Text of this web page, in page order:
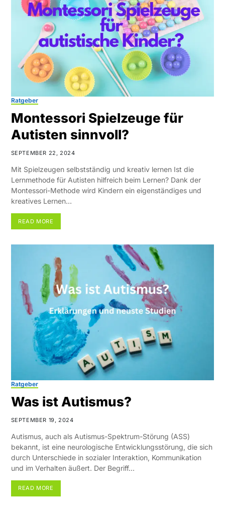
Ratgeber
Montessori Spielzeuge für
Autisten sinnvoll?
SEPTEMBER 22, 2024
Mit Spielzeugen selbstständig und kreativ lernen Ist die
Lernmethode für Autisten hilfreich beim Lernen? Dank der
Montessori-Methode wird Kindern ein eigenständiges und
kreatives Lernen…
READ MORE
Ratgeber
Was ist Autismus?
SEPTEMBER 19, 2024
Autismus, auch als Autismus-Spektrum-Störung (ASS)
bekannt, ist eine neurologische Entwicklungsstörung, die sich
durch Unterschiede in sozialer Interaktion, Kommunikation
und im Verhalten äußert. Der Begriff…
READ MORE